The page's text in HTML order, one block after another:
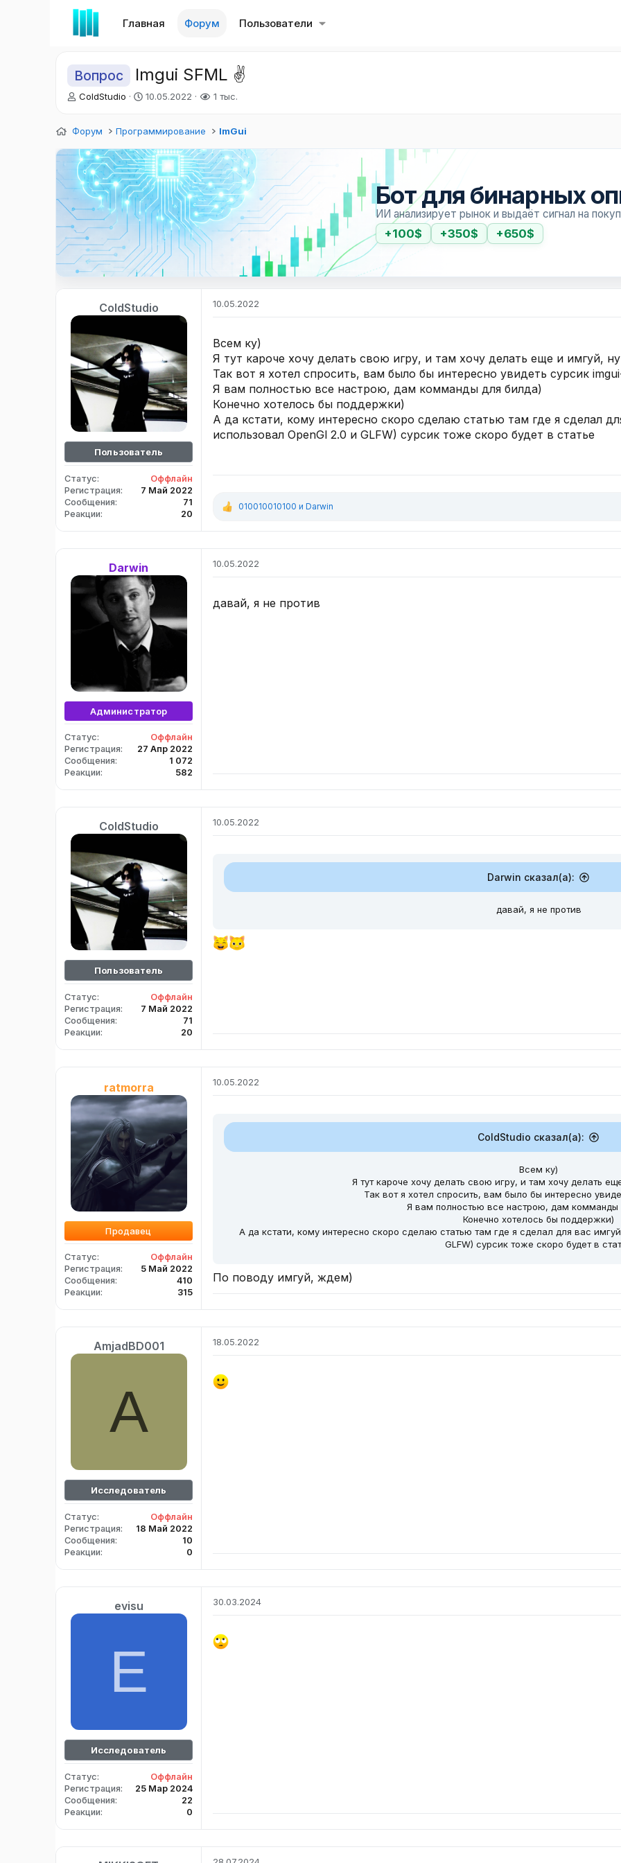
Главная Форум Пользователи
Вопрос Imgui SFML ✌️
А
о
т
е
м
ColdStudio
Д
а
а
ч
а
л
а
10.05.2022 1 тыс.
Форум Программирование ImGui
Бот для бинарных
ИИ анализирует рынок и выдаёт сигнал на
+100$ +350$ +650$
ColdStudio
Пользователь
Статус
Оффлайн
Регистрация
7 Май 2022
Сообщения
71
Реакции
20
10.05.2022
Всем ку)
Я тут кароче хочу делать свою игру, и там хочу делать еще и имгуй,
Так вот я хотел спросить, вам было бы интересно увидеть сурсик
Я вам полностью все настрою, дам комманды для билда)
Конечно хотелось бы поддержки)
А да кстати, кому интересно скоро сделаю статью там где я сделал
использовал OpenGl 2.0 и GLFW) сурсик тоже скоро будет в статье
Р
и
010010010100 и Darwin
Darwin
Администратор
Статус
Оффлайн
Регистрация
27 Апр 2022
Сообщения
1 072
Реакции
582
10.05.2022
давай, я не против
ColdStudio
Пользователь
Статус
Оффлайн
Регистрация
7 Май 2022
Сообщения
71
Реакции
20
10.05.2022
Darwin сказал(а):
давай, я не против
ratmorra
Продавец
Статус
Оффлайн
Регистрация
5 Май 2022
Сообщения
410
Реакции
315
10.05.2022
ColdStudio сказал(а):
Всем ку)
Я тут кароче хочу делать свою игру, и там хочу делать
Так вот я хотел спросить, вам было бы интересно
Я вам полностью все настрою, дам комманды
Конечно хотелось бы поддержки)
А да кстати, кому интересно скоро сделаю статью там где я сделал для вас
GLFW) сурсик тоже скоро будет в
По поводу имгуй, ждем)
AmjadBD001
A
Исследователь
Статус
Оффлайн
Регистрация
18 Май 2022
Сообщения
10
Реакции
0
18.05.2022
evisu
E
Исследователь
Статус
Оффлайн
Регистрация
25 Мар 2024
Сообщения
22
Реакции
0
30.03.2024